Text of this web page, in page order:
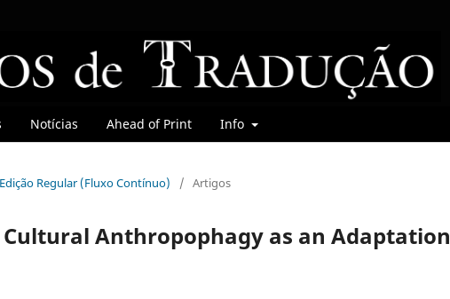
Notícias Ahead of Print Info
Regular (Fluxo Contínuo) / Artigos
Anthropophagy as an Adaptation